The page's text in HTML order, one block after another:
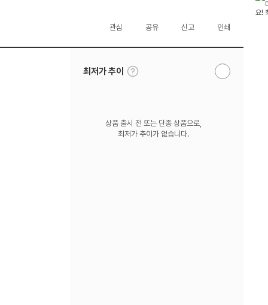
관심 공유 신고 인쇄
최저가 추이
툴
팁
알
상품 출시 전 또는 단종 상품으로,
최저가 추이가 없습니다.